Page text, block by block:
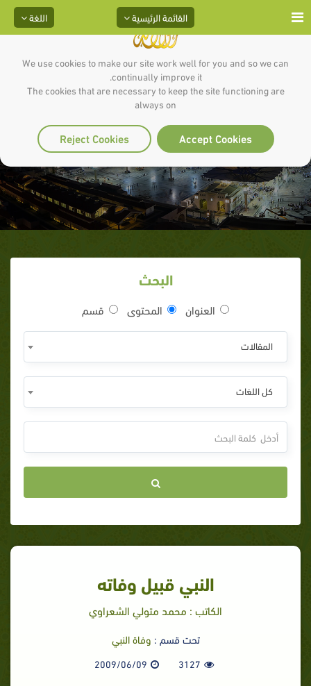
We use cookies to make our site work well for you and so we can
continually improve it.
The cookies that are necessary to keep the site functioning are
always on
Accept Cookies
Reject Cookies
اللغة القائمة الرئيسية
النبي قبيل وفاته
البحث
العنوان المحتوى قسم
المقالات
كل اللغات
النبي قبيل وفاته
الكاتب : محمد متولي الشعراوي
تحت قسم : وفاة النبي
3127
2009/06/09